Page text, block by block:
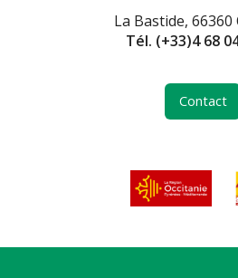
La Bastide, 66360
Tél. (+33)4 68
Contact